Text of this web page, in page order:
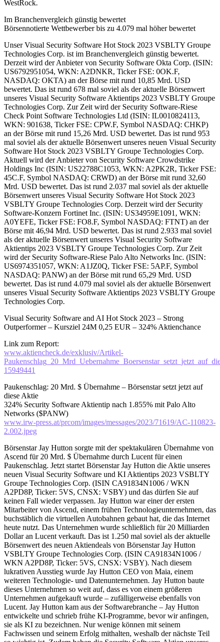
WestRock.
Im Branchenvergleich günstig bewertet
Börsennotierte Wettbewerber bis zu 4.079 mal höher bewertet
Unser Visual Security Software Hot Stock 2023 VSBLTY Groupe
Technologies Corp. ist im Branchenvergleich günstig bewertet.
Derzeit wird der Anbieter von Security Software Okta Corp. (ISIN:
US6792951054, WKN: A2DNKR, Ticker FSE: 0OK.F,
NASDAQ: OKTA) an der Börse mit rund 10,85 Mrd. USD
bewertet. Das ist rund 678 mal soviel als der aktuelle Börsenwert
unseres Visual Security Software Aktientips 2023 VSBLTY Groupe
Technologies Corp. Zur Zeit wird der Security Software-Riese
Check Point Software Technologies Ltd (ISIN: IL0010824113,
WKN: 901638, Ticker FSE: CPW.F, Symbol NASDAQ: CHKP)
an der Börse mit rund 15,26 Mrd. USD bewertet. Das ist rund 953
mal soviel als der aktuelle Börsenwert unseres neuen Visual Security
Software Hot Stock 2023 VSBLTY Groupe Technologies Corp.
Aktuell wird der Anbieter von Security Software Crowdstrike
Holdings Inc (ISIN: US22788C1053, WKN: A2PK2R, Ticker FSE:
45C.F, Symbol NASDAQ: CRWD) an der Börse mit rund 32,60
Mrd. USD bewertet. Das ist rund 2.037 mal soviel als der aktuelle
Börsenwert unseres Visual Security Software Hot Stock 2023
VSBLTY Groupe Technologies Corp. Derzeit wird der Security
Software-Konzern Fortinet Inc. (ISIN: US34959E1091, WKN:
A0YEFE, Ticker FSE: FO8.F, Symbol NASDAQ: FTNT) an der
Börse mit 46,94 Mrd. USD bewertet. Das ist rund 2.933 mal soviel
als der aktuelle Börsenwert unseres Visual Security Software
Aktientips 2023 VSBLTY Groupe Technologies Corp. Zur Zeit
wird der Security Software-Riese Palo Alto Networks Inc. (ISIN:
US6974351057, WKN: A1JZ0Q, Ticker FSE: 5AP.F, Symbol
NASDAQ: PANW) an der Börse mit rund 65,29 Mrd. USD
bewertet. Das ist rund 4.079 mal soviel als der aktuelle Börsenwert
unseres Visual Security Software Aktientips 2023 VSBLTY Groupe
Technologies Corp.
Visual Security Software and AI Hot Stock 2023 – Strong
Outperformer – Kursziel 24M 0,25 EUR – 324% Aktienchance
Link zum Report:
www.aktiencheck.de/exklusiv/Artikel-
15949441
Paukenschlag: 20 Mrd. $ Übernahme – Börsenstar setzt jetzt auf
diese Aktie
324% Security Software Aktientip nach 1.855% mit Palo Alto
Networks ($PANW)
www.irw-press.at/prcom/images/messages/2023/71619/AC-110823-
2.002.jpeg
Börsenstar Jay Hutton sorgte mit der spektakulären Übernahme von
Ascend für 20 Mrd. $ Übernahme durch Lucent für einen
Paukenschlag. Jetzt startet Börsenstar Jay Hutton die Aktie unseres
neuen Visual Security Software und KI Aktientips 2023 VSBLTY
Groupe Technologies Corp. (ISIN CA91834N1006 / WKN
A2PD8P, Ticker: 5VS, CNSX: VSBY) und das dürfen Sie auf
keinen Fall wieder verpassen. Jay Hutton war einer der ersten
Mitarbeiter von Ascend, einem frühen Technologieunternehmen, das
buchstäblich die virtuellen Autobahnen gebaut hat, die das Internet
heute nutzt. Das Unternehmen wurde schließlich für 20 Milliarden
Dollar an Lucent verkauft. Das ist 1.250 mal soviel als der aktuelle
Börsenwert des neuen Aktiendeals von Börsenstar Jay Hutton
VSBLTY Groupe Technologies Corp. (ISIN CA91834N1006 /
WKN A2PD8P, Ticker: 5VS, CNSX: VSBY). Nach diesem
lukrativen Ausstieg wurde Jay Hutton CEO von Maia, einem
weiteren Technologie- und Datenunternehmen. Jay Hutton baute
dieses Unternehmen so weit auf, dass es von einem größeren
Unternehmen aufgekauft wurde – zufälligerweise ebenfalls von
Lucent. Jay Hutton kam aus der Softwarebranche – Jay Hutton
entwickelte und schrieb frühe KI-Programme, bevor wir anfingen,
sie als KI zu bezeichnen. Nur wenige können mit seinem
Fachwissen und seinem Erfolg mithalten, weshalb der nächste Teil